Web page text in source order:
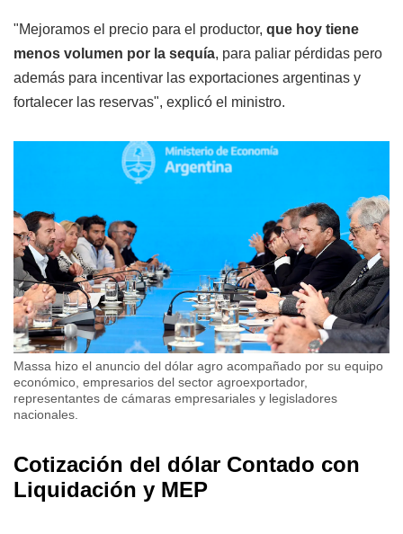
"Mejoramos el precio para el productor, que hoy tiene
menos volumen por la sequía, para paliar pérdidas pero
además para incentivar las exportaciones argentinas y
fortalecer las reservas", explicó el ministro.
Massa hizo el anuncio del dólar agro acompañado por su equipo
económico, empresarios del sector agroexportador,
representantes de cámaras empresariales y legisladores
nacionales.
Cotización del dólar Contado con
Liquidación y MEP